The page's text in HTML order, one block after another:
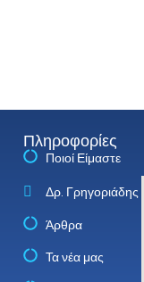
Πληροφορίες
Ποιοί Είμαστε
Δρ. Γρηγοριάδης
Άρθρα
Τα νέα μας